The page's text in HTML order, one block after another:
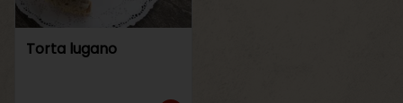
Torta lugano